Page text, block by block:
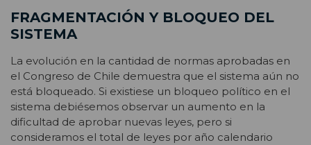
FRAGMENTACIÓN Y BLOQUEO DEL
SISTEMA
La evolución en la cantidad de normas aprobadas en
el Congreso de Chile demuestra que el sistema aún no
está bloqueado. Si existiese un bloqueo político en el
sistema debiésemos observar un aumento en la
dificultad de aprobar nuevas leyes, pero si
consideramos el total de leyes por año calendario